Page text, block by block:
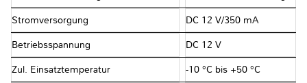
Stromversorgung DC 12 V/350 mA
Betriebsspannung DC 12 V
Zul. Einsatztemperatur -10 °C bis +50 °C